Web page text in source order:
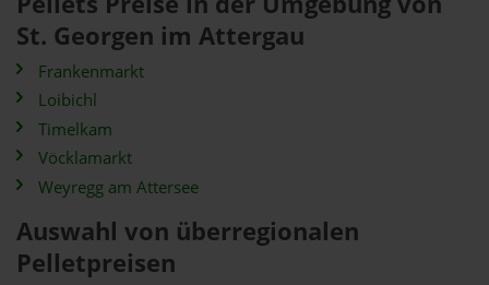
St. Georgen im Attergau
Frankenmarkt
Loibichl
Timelkam
Vöcklamarkt
Weyregg am Attersee
Auswahl von überregionalen
Pelletpreisen